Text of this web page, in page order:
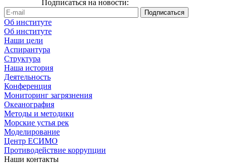
Подписаться на новости:
Об институте
Об институте
Наши цели
Аспирантура
Структура
Наша история
Деятельность
Конференция
Мониторинг загрязнения
Океанография
Методы и методики
Морские устья рек
Моделирование
Центр ЕСИМО
Противодействие коррупции
Наши контакты